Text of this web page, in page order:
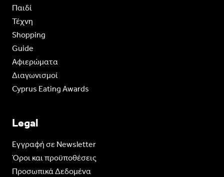
Παιδί
Τέχνη
Shopping
Guide
Aφιερώματα
Διαγωνισμοί
Cyprus Eating Awards
Legal
Eγγραφή σε Newsletter
Όροι και προϋποθέσεις
Προσωπικά Δεδομένα